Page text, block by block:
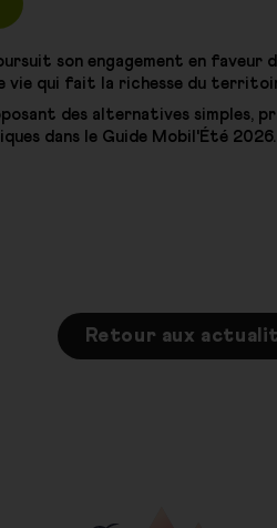
son engagement en faveur
vie qui fait la richesse du
des alternatives simples,
dans le Guide Mobil'Été 2026.
Retour aux